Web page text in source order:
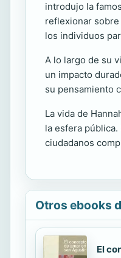
introdujo la
reflexionar
los individuos
A lo largo de su
un impacto
su pensamiento
La vida de
la esfera
ciudadanos
Otros ebooks
El